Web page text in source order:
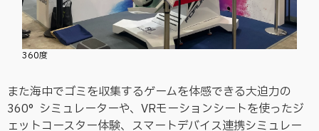
360度
また海中でゴミを収集するゲームを体感できる大迫力の
360°シミュレーターや、VRモーションシートを使ったジ
ェットコースター体験、スマートデバイス連携シミュレー